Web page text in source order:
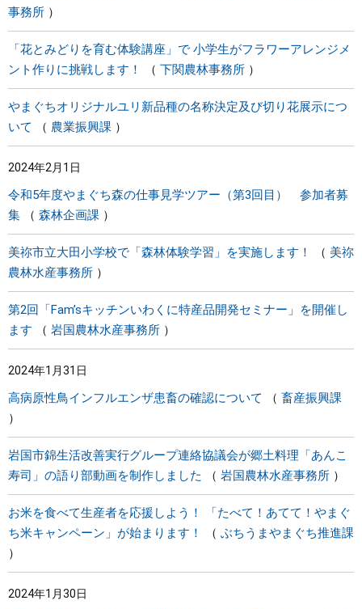
事務所
「花とみどりを育む体験講座」で 小学生がフラワーアレンジメ
ント作りに挑戦します！
下関農林事務所
やまぐちオリジナルユリ新品種の名称決定及び切り花展示につ
いて
農業振興課
2024年2月1日
令和5年度やまぐち森の仕事見学ツアー（第3回目） 参加者募
集
森林企画課
美祢市立大田小学校で「森林体験学習」を実施します！
美祢
農林水産事務所
第2回「Fam’sキッチンいわくに特産品開発セミナー」を開催し
ます
岩国農林水産事務所
2024年1月31日
高病原性鳥インフルエンザ患畜の確認について 畜産振興課
岩国市錦生活改善実行グループ連絡協議会が郷土料理「あんこ
寿司」の語り部動画を制作しました
岩国農林水産事務所
お米を食べて生産者を応援しよう！ 「たべて！あてて！やまぐ
ち米キャンペーン」が始まります！
ぶちうまやまぐち推進課
2024年1月30日